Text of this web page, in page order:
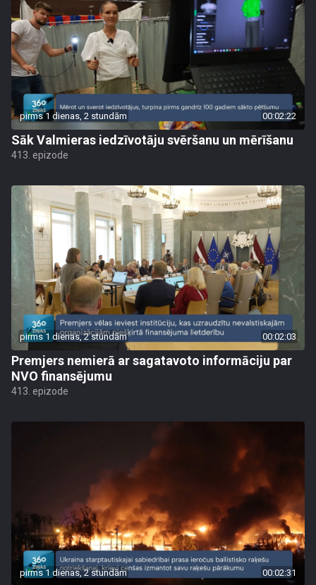
pirms 1 dienas, 2 stundām 00:02:22
Sāk Valmieras iedzīvotāju svēršanu un mērīšanu
413. epizode
pirms 1 dienas, 2 stundām 00:02:03
Premjers nemierā ar sagatavoto informāciju par
NVO finansējumu
413. epizode
pirms 1 dienas, 2 stundām 00:02:31